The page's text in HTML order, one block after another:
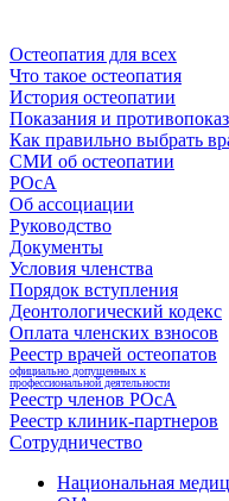
Остеопатия для всех
Что такое остеопатия
История остеопатии
Показания и
Как правильно выбрать
СМИ об остеопатии
РОсА
Об ассоциации
Руководство
Документы
Условия членства
Порядок вступления
Деонтологический кодекс
Оплата членских взносов
Реестр врачей остеопатов
официально допущенных к
профессиональной деятельности
Реестр членов РОсА
Реестр клиник-партнеров
Сотрудничество
Национальная